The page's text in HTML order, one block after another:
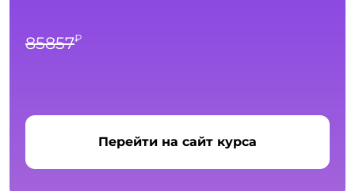
85857₽
Перейти на сайт курса